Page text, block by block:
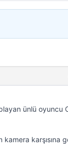
ünlü oyuncu
karşısına